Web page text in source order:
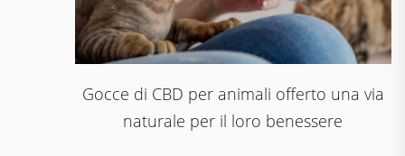
Gocce di CBD per animali offerto una via
naturale per il loro benessere